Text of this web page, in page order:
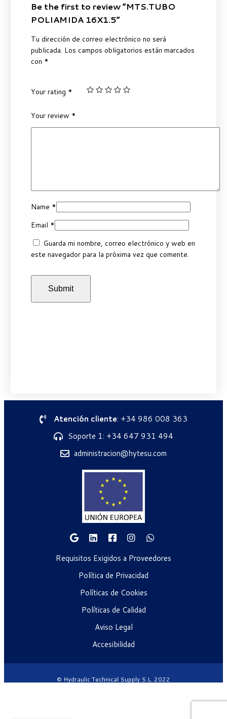
Be the first to review “MTS.TUBO
POLIAMIDA 16X1.5”
Tu dirección de correo electrónico no será
publicada. Los campos obligatorios están marcados
con *
Your rating *
Your review *
Name *
Email *
Guarda mi nombre, correo electrónico y web en
este navegador para la próxima vez que comente.
Atención cliente: +34 986 008 363
Soporte 1: +34 647 931 494
administracion@hytesu.com
Requisitos Exigidos a Proveedores
Política de Privacidad
Políticas de Cookies
Políticas de Calidad
Aviso Legal
Accesibilidad
© Hydraulic Technical Supply S.L. 2022